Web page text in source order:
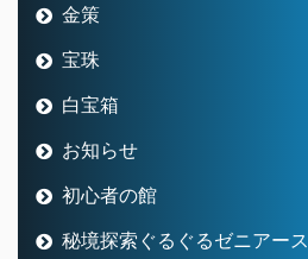
金策
宝珠
白宝箱
お知らせ
初心者の館
秘境探索ぐるぐるゼニアース